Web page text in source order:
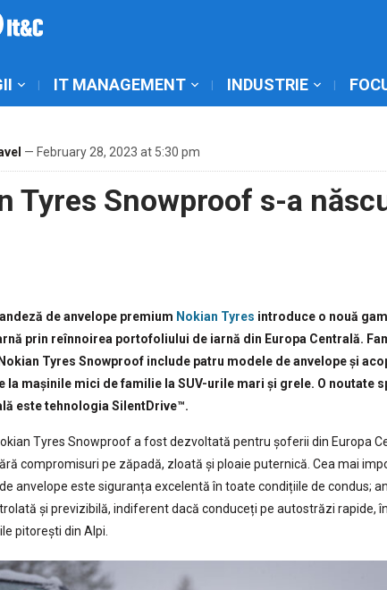
IT MANAGEMENT INDUSTRIE
— February 28, 2023 at 5:30 pm
Tyres Snowproof s-a
de anvelope premium Nokian Tyres introduce o nouă
prin reînnoirea portofoliului de iarnă din Europa Centrală.
Tyres Snowproof include patru modele de anvelope și
la mașinile mici de familie la SUV-urile mari și grele. O noutate
este tehnologia SilentDrive™.
Tyres Snowproof a fost dezvoltată pentru șoferii din Europa
compromisuri pe zăpadă, zloată și ploaie puternică. Cea mai
anvelope este siguranța excelentă în toate condițiile de condus;
și previzibilă, indiferent dacă conduceți pe autostrăzi rapide,
pitorești din Alpi.